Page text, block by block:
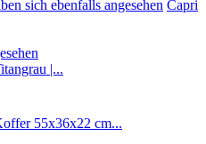
sich ebenfalls angesehen Capri
|...
55x36x22 cm...